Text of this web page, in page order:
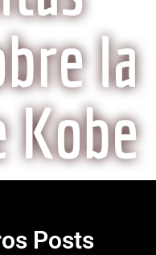
la
Kobe
Posts